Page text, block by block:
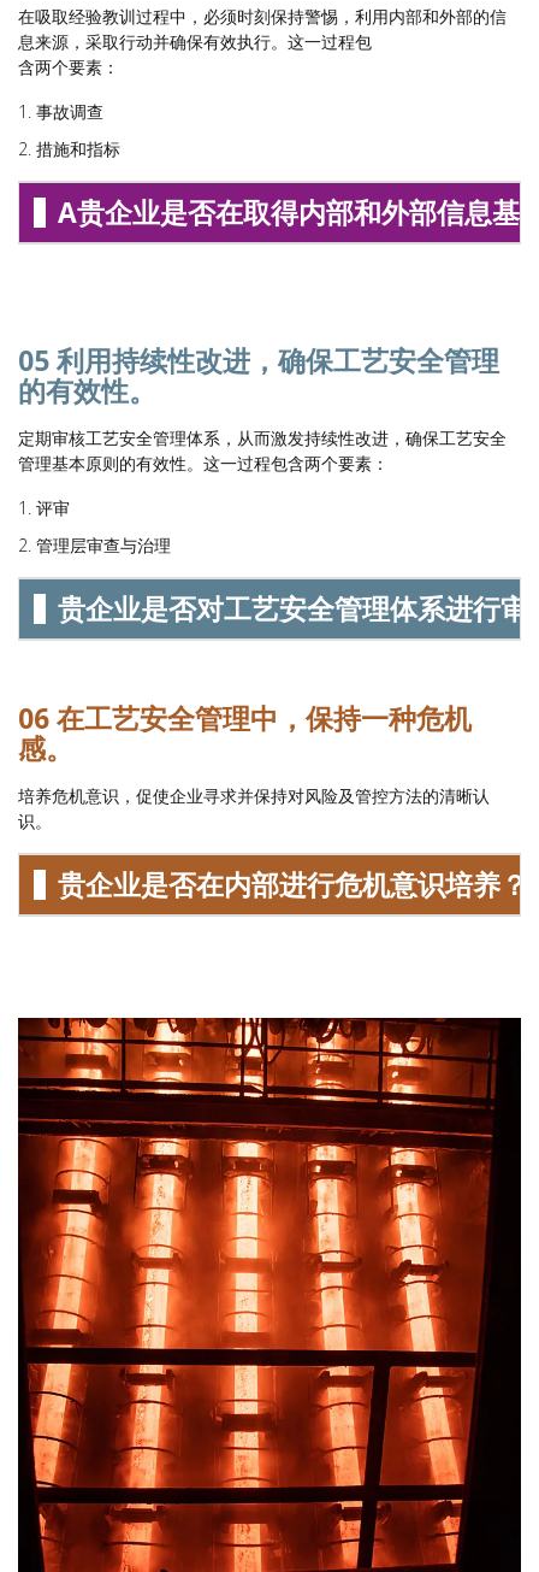
在吸取经验教训过程中，必须时刻保持警惕，利用内部和外部的信
息来源，采取行动并确保有效执行。这一过程包
含两个要素：
事故调查
措施和指标
A贵企业是否在取得内部和外部信息基
05 利用持续性改进，确保工艺安全管理
的有效性。
定期审核工艺安全管理体系，从而激发持续性改进，确保工艺安全
管理基本原则的有效性。这一过程包含两个要素：
评审
管理层审查与治理
贵企业是否对工艺安全管理体系进行审
06 在工艺安全管理中，保持一种危机
感。
培养危机意识，促使企业寻求并保持对风险及管控方法的清晰认
识。
贵企业是否在内部进行危机意识培养？